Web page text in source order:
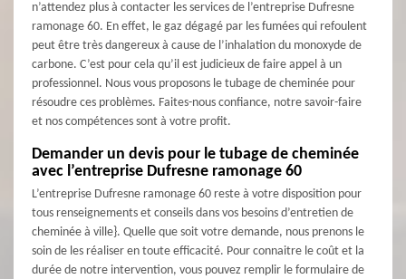
n’attendez plus à contacter les services de l’entreprise Dufresne
ramonage 60. En effet, le gaz dégagé par les fumées qui refoulent
peut être très dangereux à cause de l’inhalation du monoxyde de
carbone. C’est pour cela qu’il est judicieux de faire appel à un
professionnel. Nous vous proposons le tubage de cheminée pour
résoudre ces problèmes. Faites-nous confiance, notre savoir-faire
et nos compétences sont à votre profit.
Demander un devis pour le tubage de cheminée
avec l’entreprise Dufresne ramonage 60
L’entreprise Dufresne ramonage 60 reste à votre disposition pour
tous renseignements et conseils dans vos besoins d’entretien de
cheminée à ville}. Quelle que soit votre demande, nous prenons le
soin de les réaliser en toute efficacité. Pour connaitre le coût et la
durée de notre intervention, vous pouvez remplir le formulaire de